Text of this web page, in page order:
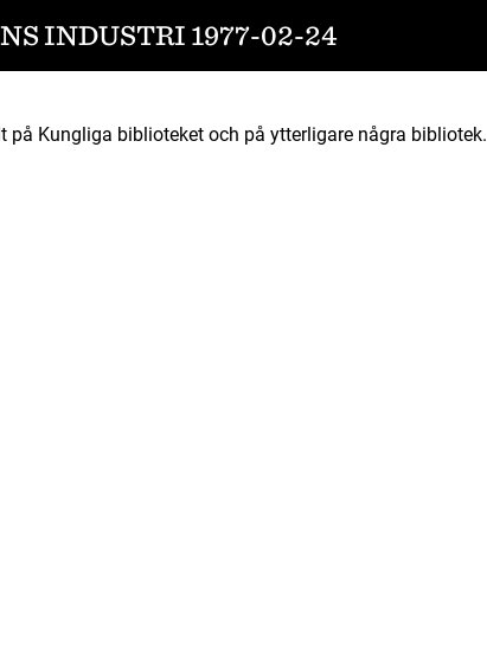
INDUSTRI 1977-02-24
Kungliga biblioteket och på ytterligare några bibliotek.